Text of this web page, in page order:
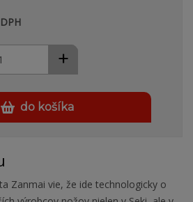
+
do košíka
Zanmai vie, že ide technologicky o